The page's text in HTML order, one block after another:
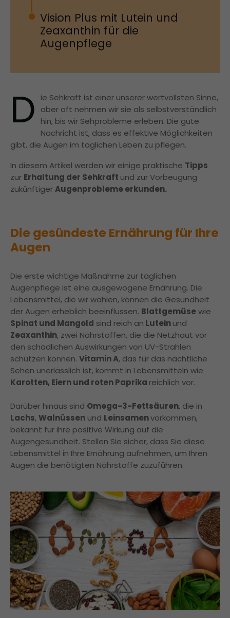
Vision Plus mit Lutein und
Zeaxanthin für die
Augenpflege
D
ie Sehkraft ist einer unserer wertvollsten Sinne,
aber oft nehmen wir sie als selbstverständlich
hin, bis wir Sehprobleme erleben. Die gute
Nachricht ist, dass es effektive Möglichkeiten
gibt, die Augen im täglichen Leben zu pflegen.
In diesem Artikel werden wir einige praktische Tipps
zur Erhaltung der Sehkraft und zur Vorbeugung
zukünftigerAugenprobleme erkunden.
Die gesündeste Ernährung für Ihre
Augen
Die erste wichtige Maßnahme zur täglichen
Augenpflege ist eine ausgewogene Ernährung. Die
Lebensmittel, die wir wählen, können die Gesundheit
der Augen erheblich beeinflussen. Blattgemüsewie
Spinat und Mangold sind reich an Luteinund
Zeaxanthin, zwei Nährstoffen, die die Netzhaut vor
den schädlichen Auswirkungen von UV-Strahlen
schützen können. Vitamin A, das für das nächtliche
Sehen unerlässlich ist, kommt in Lebensmitteln wie
Karotten, Eiern und roten Paprika reichlich vor.
Darüber hinaus sind Omega-3-Fettsäuren, die in
Lachs, Walnüssen und Leinsamenvorkommen,
bekannt für ihre positive Wirkung auf die
Augengesundheit. Stellen Sie sicher, dass Sie diese
Lebensmittel in Ihre Ernährung aufnehmen, um Ihren
Augen die benötigten Nährstoffe zuzuführen.